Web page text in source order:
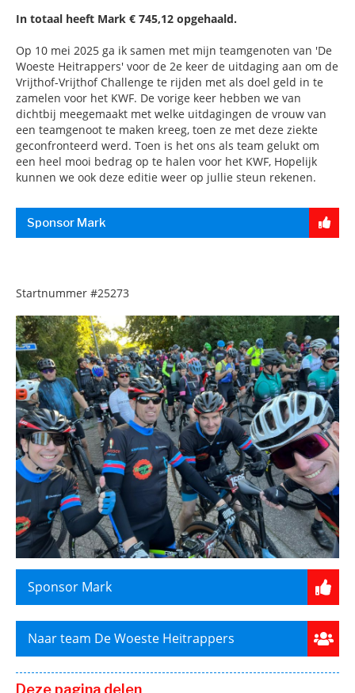
In totaal heeft Mark € 745,12 opgehaald.
Op 10 mei 2025 ga ik samen met mijn teamgenoten van 'De
Woeste Heitrappers' voor de 2e keer de uitdaging aan om de
Vrijthof-Vrijthof Challenge te rijden met als doel geld in te
zamelen voor het KWF. De vorige keer hebben we van
dichtbij meegemaakt met welke uitdagingen de vrouw van
een teamgenoot te maken kreeg, toen ze met deze ziekte
geconfronteerd werd. Toen is het ons als team gelukt om
een heel mooi bedrag op te halen voor het KWF, Hopelijk
kunnen we ook deze editie weer op jullie steun rekenen.
Sponsor Mark
Startnummer #25273
Sponsor Mark
Naar team De Woeste Heitrappers